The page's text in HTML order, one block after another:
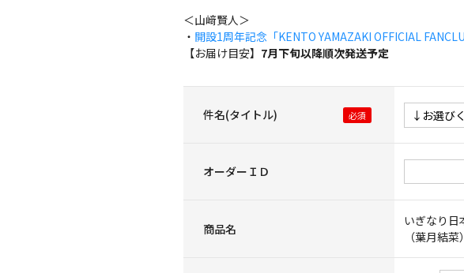
＜山﨑賢人＞
・ 開設1周年記念「KENTO YAMAZAKI OFFICIAL
【お届け目安】 7月下旬以降順次発送予定
件名(タイトル)
オーダーＩＤ
商品名
いぎなり日
（葉月結菜）